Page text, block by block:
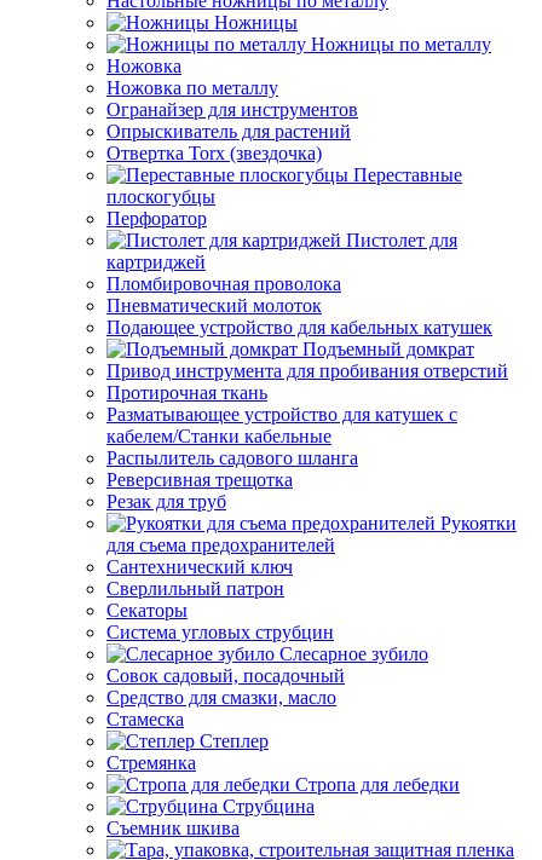
Ножницы
Ножницы по металлу
Ножовка
Ножовка по металлу
Огранайзер для инструментов
Опрыскиватель для растений
Отвертка Torx (звездочка)
Переставные
плоскогубцы
Перфоратор
Пистолет для
картриджей
Пломбировочная проволока
Пневматический молоток
Подающее устройство для кабельных катушек
Подъемный домкрат
Привод инструмента для пробивания отверстий
Протирочная ткань
Разматывающее устройство для катушек с
кабелем/Станки кабельные
Распылитель садового шланга
Реверсивная трещотка
Резак для труб
Рукоятки
для съема предохранителей
Сантехнический ключ
Сверлильный патрон
Секаторы
Система угловых струбцин
Слесарное зубило
Совок садовый, посадочный
Средство для смазки, масло
Стамеска
Степлер
Стремянка
Стропа для лебедки
Струбцина
Съемник шкива